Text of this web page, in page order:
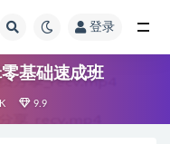
登录
基础速成班
9.9